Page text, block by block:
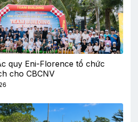
quy Eni-Florence tổ chức
cho CBCNV